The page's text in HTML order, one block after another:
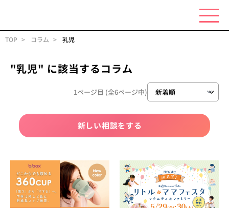
TOP コラム 乳児
"乳児" に該当するコラム
1ページ目 (全6ページ中)
新しい相談をする